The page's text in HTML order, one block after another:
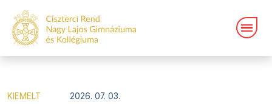
KIEMELT 2026. 07. 03.